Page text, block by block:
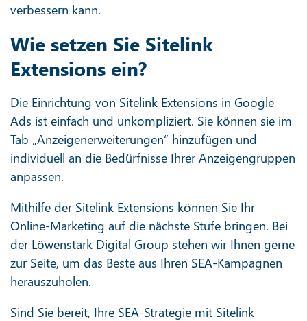
verbessern kann.
Wie setzen Sie Sitelink
Extensions ein?
Die Einrichtung von Sitelink Extensions in Google
Ads ist einfach und unkompliziert. Sie können sie im
Tab „Anzeigenerweiterungen“ hinzufügen und
individuell an die Bedürfnisse Ihrer Anzeigengruppen
anpassen.
Mithilfe der Sitelink Extensions können Sie Ihr
Online-Marketing auf die nächste Stufe bringen. Bei
der Löwenstark Digital Group stehen wir Ihnen gerne
zur Seite, um das Beste aus Ihren SEA-Kampagnen
herauszuholen.
Sind Sie bereit, Ihre SEA-Strategie mit Sitelink